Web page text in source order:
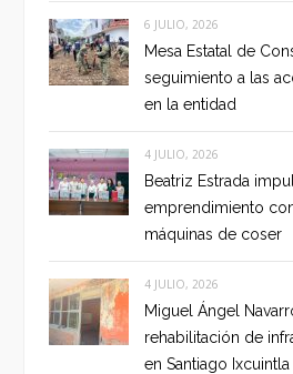
6 JULIO, 2026
Mesa Estatal de
seguimiento a las
en la entidad
4 JULIO, 2026
Beatriz Estrada
emprendimiento
máquinas de coser
4 JULIO, 2026
Miguel Ángel
rehabilitación de
en Santiago Ixcuintla